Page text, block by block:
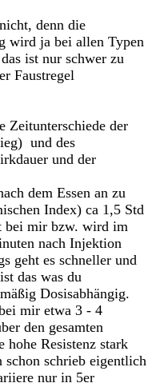
denn die
wird ja bei allen Typen
ist nur schwer zu
Faustregel
Zeitunterschiede der
und des
und der
dem Essen an zu
Index) ca 1,5 Std
bei mir bzw. wird im
nach Injektion
geht es schneller und
das was du
Dosisabhängig.
mir etwa 3 - 4
den gesamten
Resistenz stark
schrieb eigentlich
nur in 5er